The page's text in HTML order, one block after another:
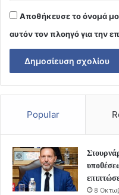
Αποθήκευσε το όνομά
αυτόν τον πλοηγό για την
Popular
8